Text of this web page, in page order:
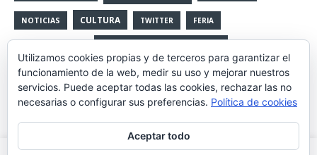
NOTICIAS CULTURA TWITTER FERIA
ENTREVISTAS HERRAMIENTAS
NAVEGACION IFTTT WINDOWS11 GENERAL
SPAM APPLE VULNERABILIDADES
ETHEREUM NOSTALGIA
Utilizamos cookies propias y de terceros para garantizar el
funcionamiento de la web, medir su uso y mejorar nuestros
servicios. Puede aceptar todas las cookies, rechazar las no
necesarias o configurar sus preferencias. Política de cookies
Aceptar todo